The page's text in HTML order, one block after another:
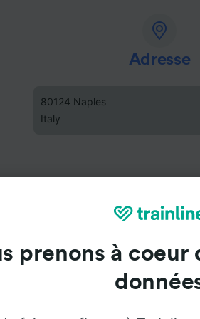
Adresse
80124 Naples
Italy
prenons à coeur